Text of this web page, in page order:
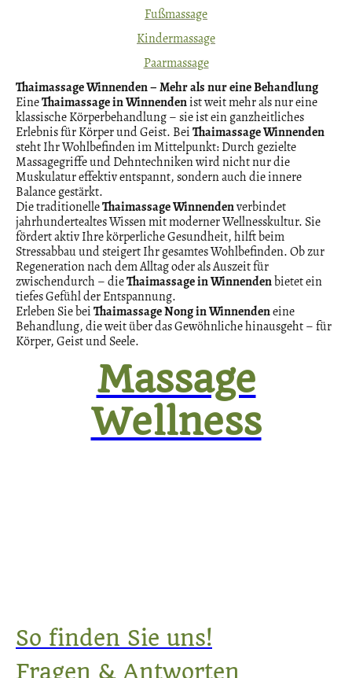
Fußmassage
Kindermassage
Paarmassage
Thaimassage Winnenden – Mehr als nur eine Behandlung
EineThaimassage in Winnendenist weit mehr als nur eine
klassische Körperbehandlung – sie ist ein ganzheitliches
Erlebnis für Körper und Geist. BeiThaimassage Winnenden
steht Ihr Wohlbefinden im Mittelpunkt: Durch gezielte
Massagegriffe und Dehntechniken wird nicht nur die
Muskulatur effektiv entspannt, sondern auch die innere
Balance gestärkt.
Die traditionelleThaimassage Winnendenverbindet
jahrhundertealtes Wissen mit moderner Wellnesskultur. Sie
fördert aktiv Ihre körperliche Gesundheit, hilft beim
Stressabbau und steigert Ihr gesamtes Wohlbefinden. Ob zur
Regeneration nach dem Alltag oder als Auszeit für
zwischendurch – dieThaimassage in Winnendenbietet ein
tiefes Gefühl der Entspannung.
Erleben Sie beiThaimassage Nong in Winnendeneine
Behandlung, die weit über das Gewöhnliche hinausgeht – für
Körper, Geist und Seele.
Massage
Wellness
So finden Sie uns!
Fragen & Antworten